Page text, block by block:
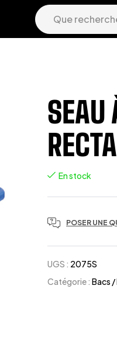
SEAU
En stock
POSER UNE
UGS : 2075S
Catégorie :Bacs /